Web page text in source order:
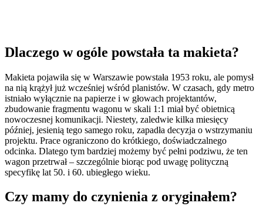
Dlaczego w ogóle powstała ta makieta?
Makieta pojawiła się w Warszawie powstała 1953 roku, ale pomysł
na nią krążył już wcześniej wśród planistów. W czasach, gdy metro
istniało wyłącznie na papierze i w głowach projektantów,
zbudowanie fragmentu wagonu w skali 1:1 miał być obietnicą
nowoczesnej komunikacji. Niestety, zaledwie kilka miesięcy
później, jesienią tego samego roku, zapadła decyzja o wstrzymaniu
projektu. Prace ograniczono do krótkiego, doświadczalnego
odcinka. Dlatego tym bardziej możemy być pełni podziwu, że ten
wagon przetrwał – szczególnie biorąc pod uwagę polityczną
specyfikę lat 50. i 60. ubiegłego wieku.
Czy mamy do czynienia z oryginałem?